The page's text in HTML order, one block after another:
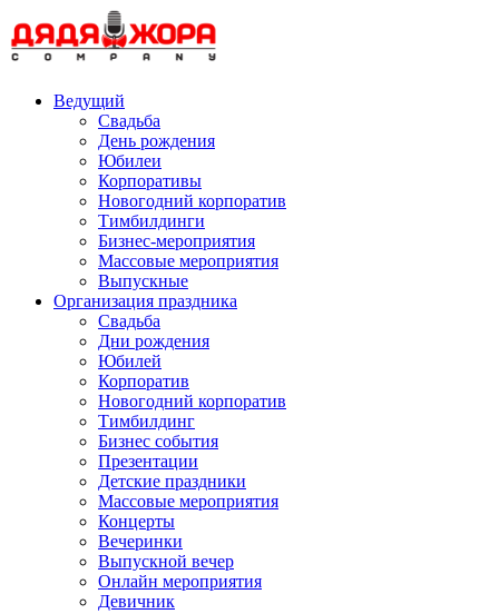
to
content
Ведущий
Свадьба
День рождения
Юбилеи
Корпоративы
Новогодний корпоратив
Тимбилдинги
Бизнес-мероприятия
Массовые мероприятия
Выпускные
Организация праздника
Свадьба
Дни рождения
Юбилей
Корпоратив
Новогодний корпоратив
Тимбилдинг
Бизнес события
Презентации
Детские праздники
Массовые мероприятия
Концерты
Вечеринки
Выпускной вечер
Онлайн мероприятия
Девичник